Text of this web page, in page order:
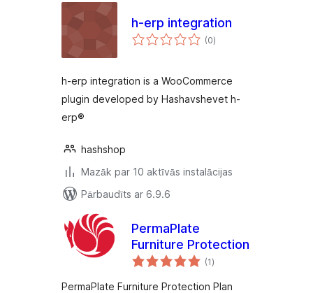
h-erp integration
(0vērtējumu
kopsumma
)
h-erp integration is a WooCommerce
plugin developed by Hashavshevet h-
erp®
hashshop
Mazāk par 10 aktīvās instalācijas
Pārbaudīts ar 6.9.6
PermaPlate
Furniture Protection
(1vērtējumu
kopsumma
)
PermaPlate Furniture Protection Plan